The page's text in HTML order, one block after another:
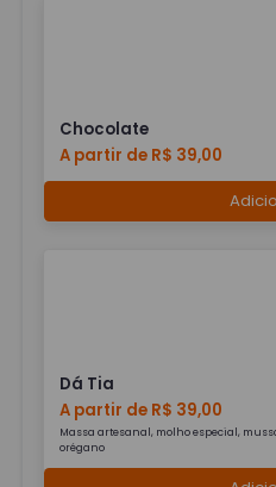
Chocolate
A partir de R$ 39,00
Dá Tia
A partir de R$ 39,00
Massa artesanal, molho especial,
orégano